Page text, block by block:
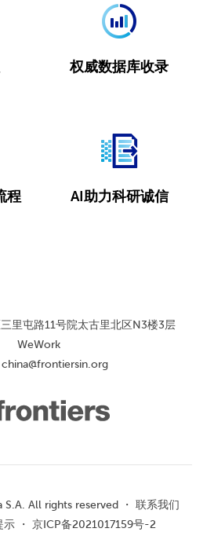
权威数据库收录
程 AI助力科研诚信
里屯路11号院太古里北区N3楼3层
WeWork
china@frontiersin.org
All rights reserved ・ 联系我们
示 ・ 京ICP备2021017159号-2